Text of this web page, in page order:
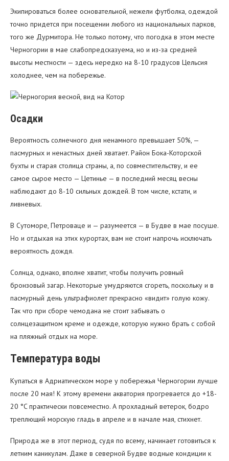
Экипироваться более основательной, нежели футболка, одеждой
точно придется при посещении любого из национальных парков,
того же Дурмитора. Не только потому, что погодка в этом месте
Черногории в мае слабопредсказуема, но и из-за средней
высоты местности — здесь нередко на 8-10 градусов Цельсия
холоднее, чем на побережье.
Осадки
Вероятность солнечного дня ненамного превышает 50%, —
пасмурных и ненастных дней хватает. Район Бока-Которской
бухты и старая столица страны, а, по совместительству, и ее
самое сырое место — Цетинье — в последний месяц весны
наблюдают до 8-10 сильных дождей. В том числе, кстати, и
ливневых.
В Сутоморе, Петроваце и — разумеется — в Будве в мае посуше.
Но и отдыхая на этих курортах, вам не стоит напрочь исключать
вероятность дождя.
Солнца, однако, вполне хватит, чтобы получить ровный
бронзовый загар. Некоторые умудряются сгореть, поскольку и в
пасмурный день ультрафиолет прекрасно «видит» голую кожу.
Так что при сборе чемодана не стоит забывать о
солнцезащитном креме и одежде, которую нужно брать с собой
на пляжный отдых на море.
Температура воды
Купаться в Адриатическом море у побережья Черногории лучше
после 20 мая! К этому времени акватория прогревается до +18-
20 °C практически повсеместно. А прохладный ветерок, бодро
треплющий морскую гладь в апреле и в начале мая, стихнет.
Природа же в этот период, судя по всему, начинает готовиться к
летним каникулам. Даже в северной Будве водные кондиции к